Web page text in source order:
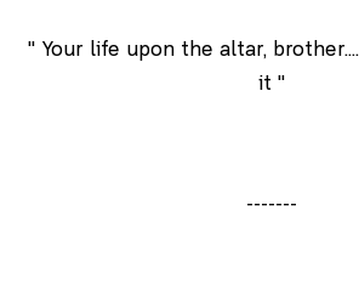
" Your life upon the altar,
it "
-------